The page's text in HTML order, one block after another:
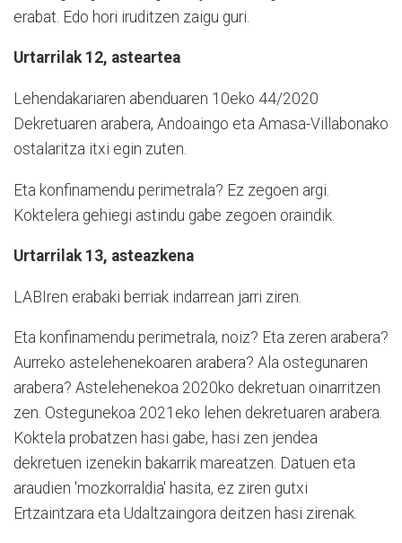
erabat. Edo hori iruditzen zaigu guri.
Urtarrilak 12, asteartea
Lehendakariaren abenduaren 10eko 44/2020
Dekretuaren arabera, Andoaingo eta Amasa-Villabonako
ostalaritza itxi egin zuten.
Eta konfinamendu perimetrala? Ez zegoen argi.
Koktelera gehiegi astindu gabe zegoen oraindik.
Urtarrilak 13, asteazkena
LABIren erabaki berriak indarrean jarri ziren.
Eta konfinamendu perimetrala, noiz? Eta zeren arabera?
Aurreko astelehenekoaren arabera? Ala ostegunaren
arabera? Astelehenekoa 2020ko dekretuan oinarritzen
zen. Ostegunekoa 2021eko lehen dekretuaren arabera.
Koktela probatzen hasi gabe, hasi zen jendea
dekretuen izenekin bakarrik mareatzen. Datuen eta
araudien 'mozkorraldia' hasita, ez ziren gutxi
Ertzaintzara eta Udaltzaingora deitzen hasi zirenak.